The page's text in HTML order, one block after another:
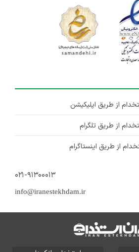
از طریق اپلیکیشن
از طریق تلگرام
از طریق اینستاگرام
۰۲۱-۹۱۳۰۰۰۱۳
info@iranestekhdam.ir